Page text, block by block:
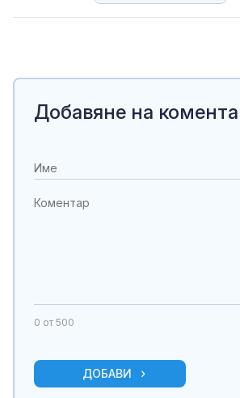
Добавяне на
0 от 500
ДОБАВИ